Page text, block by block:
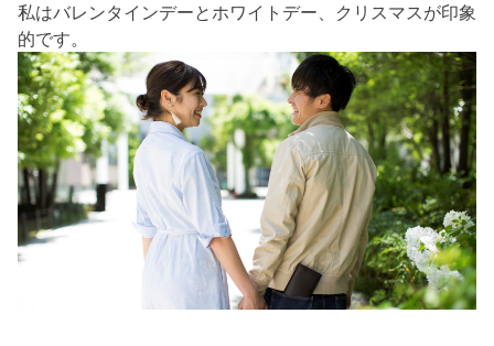
私はバレンタインデーとホワイトデー、クリスマスが印象
的です。